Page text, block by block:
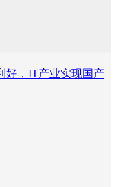
好，IT产业实现国产